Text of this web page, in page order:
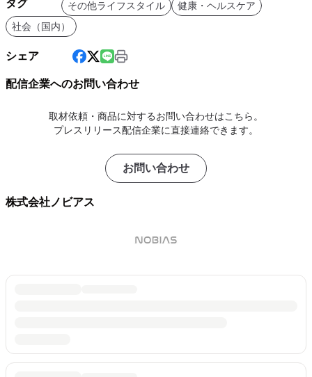
タグ その他ライフスタイル
健康・ヘルスケア
社会（国内）
シェア
配信企業へのお問い合わせ
取材依頼・商品に対するお問い合わせはこちら。
プレスリリース配信企業に直接連絡できます。
お問い合わせ
株式会社ノビアス